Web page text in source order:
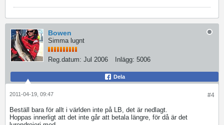
Bowen
Simma lugnt
Reg.datum: Jul 2006 Inlägg: 5006
Dela
#4
2011-04-19, 09:47
Beställ bara för allt i världen inte på LB, det är nedlagt.
Hoppas innerligt att det inte går att betala längre, för då är det